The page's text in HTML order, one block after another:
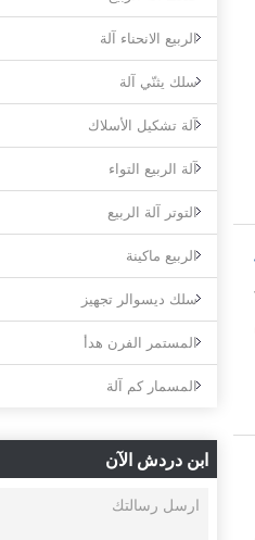
الربيع الانحناء آلة
سلك يثنّي آلة
آلة تشكيل الأسلاك
آلة الربيع التواء
التوتر آلة الربيع
الربيع ماكينة
سلك ديسوالر تجهيز
المستمر الفرن هدأ
المسمار كم آلة
ابن دردش الآن